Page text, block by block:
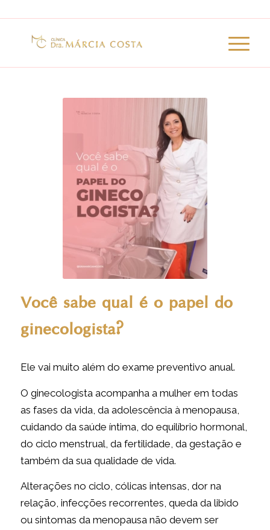
Você sabe qual é o papel do
ginecologista?
Ele vai muito além do exame preventivo anual.
O ginecologista acompanha a mulher em todas
as fases da vida, da adolescência à menopausa,
cuidando da saúde íntima, do equilíbrio hormonal,
do ciclo menstrual, da fertilidade, da gestação e
também da sua qualidade de vida.
Alterações no ciclo, cólicas intensas, dor na
relação, infecções recorrentes, queda da libido
ou sintomas da menopausa não devem ser